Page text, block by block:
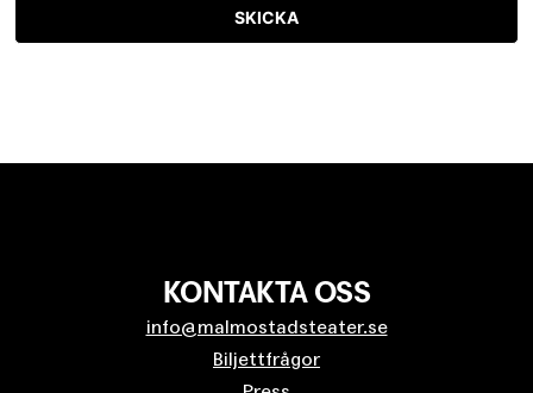
SKICKA
KONTAKTA OSS
info@malmostadsteater.se
Biljettfrågor